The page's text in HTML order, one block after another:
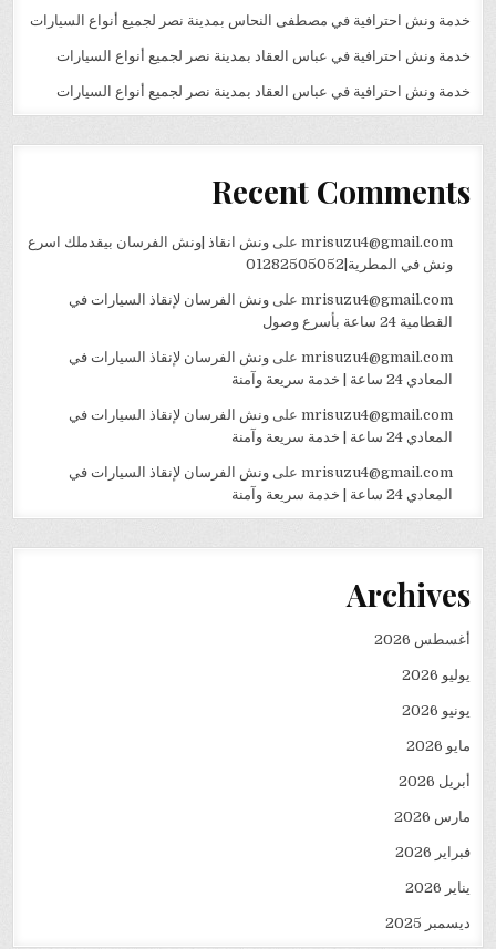
خدمة ونش احترافية في مصطفى النحاس بمدينة نصر لجميع أنواع السيارات
خدمة ونش احترافية في عباس العقاد بمدينة نصر لجميع أنواع السيارات
خدمة ونش احترافية في عباس العقاد بمدينة نصر لجميع أنواع السيارات
Recent Comments
mrisuzu4@gmail.comعلى ونش انقاذ |ونش الفرسان بيقدملك اسرع
ونش في المطرية|01282505052
mrisuzu4@gmail.comعلى ونش الفرسان لإنقاذ السيارات في
القطامية 24 ساعة بأسرع وصول
mrisuzu4@gmail.comعلى ونش الفرسان لإنقاذ السيارات في
المعادي 24 ساعة | خدمة سريعة وآمنة
mrisuzu4@gmail.comعلى ونش الفرسان لإنقاذ السيارات في
المعادي 24 ساعة | خدمة سريعة وآمنة
mrisuzu4@gmail.comعلى ونش الفرسان لإنقاذ السيارات في
المعادي 24 ساعة | خدمة سريعة وآمنة
Archives
أغسطس 2026
يوليو 2026
يونيو 2026
مايو 2026
أبريل 2026
مارس 2026
فبراير 2026
يناير 2026
ديسمبر 2025